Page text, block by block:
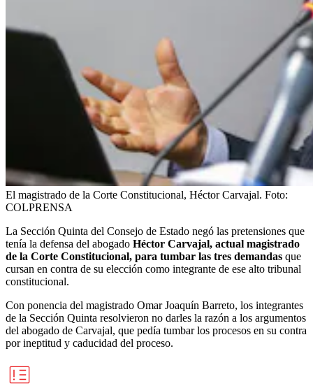
El magistrado de la Corte Constitucional, Héctor Carvajal. Foto:
COLPRENSA
La Sección Quinta del Consejo de Estado negó las pretensiones que
tenía la defensa del abogado Héctor Carvajal, actual magistrado
de la Corte Constitucional, para tumbar las tres demandas que
cursan en contra de su elección como integrante de ese alto tribunal
constitucional.
Con ponencia del magistrado Omar Joaquín Barreto, los integrantes
de la Sección Quinta resolvieron no darles la razón a los argumentos
del abogado de Carvajal, que pedía tumbar los procesos en su contra
por ineptitud y caducidad del proceso.